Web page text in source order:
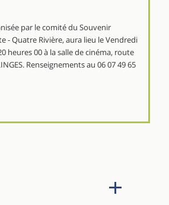
par le comité du Souvenir
- Quatre Rivière, aura lieu le Vendredi
heures 00 à la salle de cinéma, route
Renseignements au 06 07 49 65